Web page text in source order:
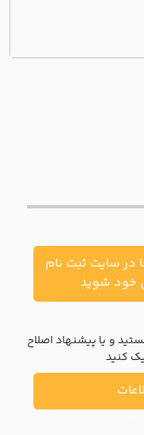
در سایت ثبت نام
خود شوید
و یا پیشنهاد اصلاح
کنید